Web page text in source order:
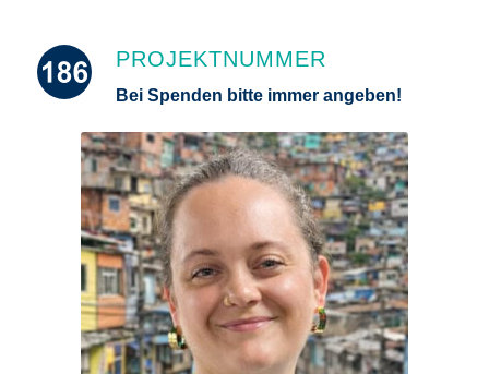
PROJEKTNUMMER
Bei Spenden bitte immer angeben!